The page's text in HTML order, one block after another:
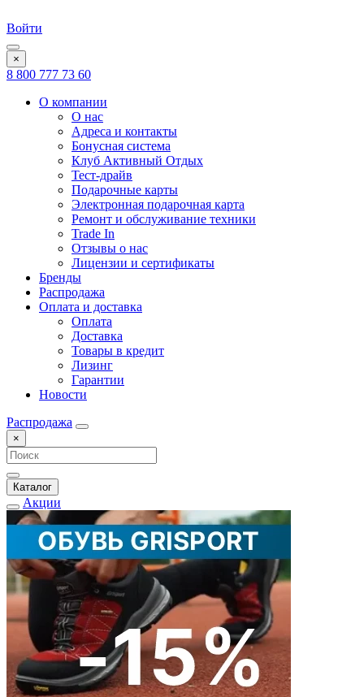
Войти
×
8 800 777 73 60
О компании
О нас
Адреса и контакты
Бонусная система
Клуб Активный Отдых
Тест-драйв
Подарочные карты
Электронная подарочная карта
Ремонт и обслуживание техники
Trade In
Отзывы о нас
Лицензии и сертификаты
Бренды
Распродажа
Оплата и доставка
Оплата
Доставка
Товары в кредит
Лизинг
Гарантии
Новости
Распродажа
×
Каталог
Акции